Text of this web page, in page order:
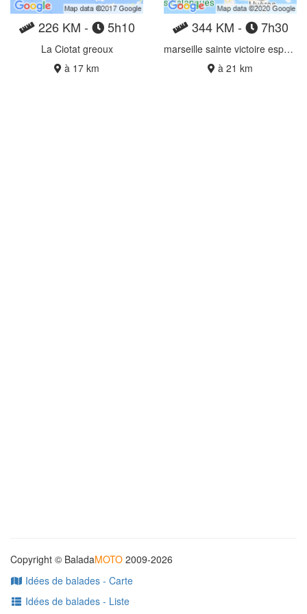
226 KM - 5h10
La Ciotat greoux
à 17 km
344 KM - 7h30
marseille sainte victoire esparon maures (boucle)
à 21 km
Copyright © BaladaMOTO 2009-2026
Idées de balades - Carte
Idées de balades - Liste